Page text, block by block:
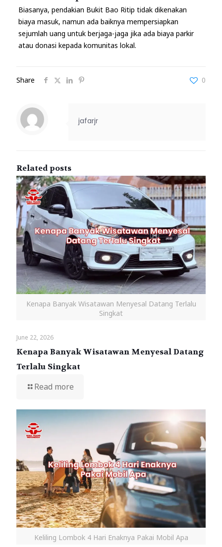
Biasanya, pendakian Bukit Bao Ritip tidak dikenakan
biaya masuk, namun ada baiknya mempersiapkan
sejumlah uang untuk berjaga-jaga jika ada biaya parkir
atau donasi kepada komunitas lokal.
Share 0
jafarjr
Related posts
Kenapa Banyak Wisatawan Menyesal Datang Terlalu
Singkat
June 22, 2026
Kenapa Banyak Wisatawan Menyesal Datang
Terlalu Singkat
Read more
Keliling Lombok 4 Hari Enaknya Pakai Mobil Apa